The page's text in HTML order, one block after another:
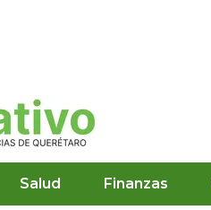
Salud Finanzas